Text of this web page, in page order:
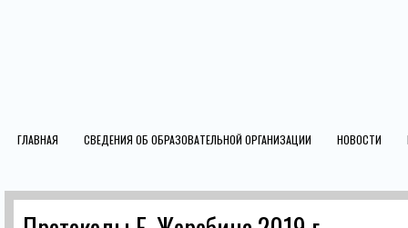
ГЛАВНАЯ СВЕДЕНИЯ ОБ ОБРАЗОВАТЕЛЬНОЙ ОРГАНИЗАЦИИ НОВОСТИ